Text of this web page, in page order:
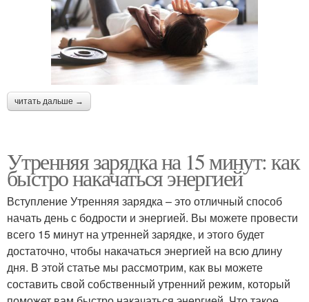
читать дальше →
Утренняя зарядка на 15 минут: как
быстро накачаться энергией
Вступление Утренняя зарядка – это отличный способ
начать день с бодрости и энергией. Вы можете провести
всего 15 минут на утренней зарядке, и этого будет
достаточно, чтобы накачаться энергией на всю длину
дня. В этой статье мы рассмотрим, как вы можете
составить свой собственный утренний режим, который